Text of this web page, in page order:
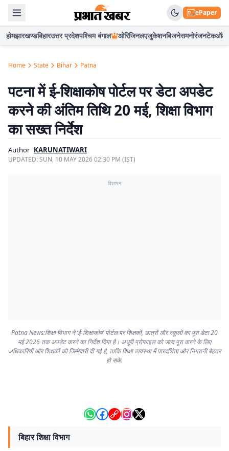
ePaper
होमझारखण्डबिहारउत्तर प्रदेशपश्चिम बंगाल ओरिजिनलएजुकेशनबिजनेसमनोरंजनटेकऑटो
Home State Bihar Patna
पटना में ई-शिक्षाकोष पोर्टल पर डेटा अपडेट
करने की अंतिम तिथि 20 मई, शिक्षा विभाग
का सख्त निर्देश
Author KARUNATIWARI
UPDATED:SUN, 10 MAY 2026 02:30 PM (IST)
विज्ञापन
Patna News:शिक्षा विभाग ने ‘ई-शिक्षाकोष’ पोर्टल पर शिक्षकों, छात्रों और स्कूलों का पूरा डेटा 20
मई 2026 तक अपडेट करने का निर्देश दिया है। अधूरी प्रोफाइल को जल्द पूरा करने के लिए
अधिकारियों और शिक्षकों को जिम्मेदारी दी गई है, ताकि शिक्षा व्यवस्था में पारदर्शिता और निगरानी बेहतर
हो सके.
बिहार शिक्षा विभाग